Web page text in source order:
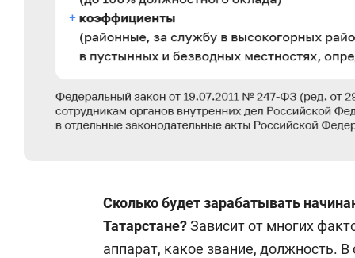
Сколько будет зарабатывать
Татарстане?Зависит от многих
аппарат, какое звание, должность.